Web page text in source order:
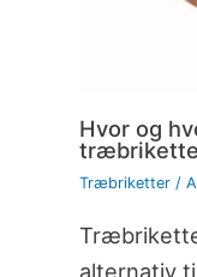
Hvor og
Træbriketter/
alternativ